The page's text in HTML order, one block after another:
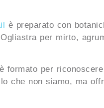
è preparato con
per mirto,
formato per
che non siamo, ma